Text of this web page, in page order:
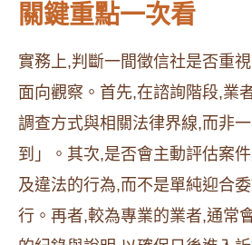
關鍵重點一次看
實務上,判斷一間徵信社是否重
面向觀察。首先,在諮詢階段,業
調查方式與相關法律界線,而非
到」。其次,是否會主動評估案
及違法的行為,而不是單純迎合
行。再者,較為專業的業者,通常